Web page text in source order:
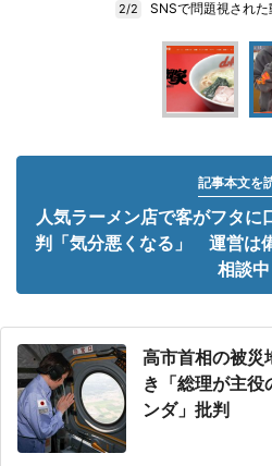
2/2 SNSで問題視された
記事本文を
人気ラーメン店で客がフタに
判「気分悪くなる」 運営は
相談中
高市首相の被災
き「総理が主
ンダ」批判